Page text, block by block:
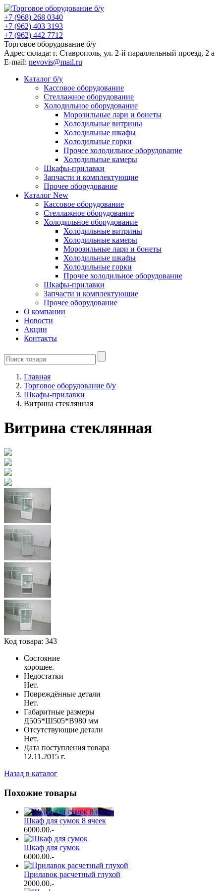
+7 (968) 268 0340
+7 (962) 403 3193
+7 (962) 442 7712
Торговое оборудование б/у
Адрес склада: г. Ставрополь, ул. 2-й параллельный проезд, 2 a
E-mail: nevovis@mail.ru
Каталог б/у
Кассовое оборудование
Стеллажное оборудование
Холодильное оборудование
Морозильные лари и бонеты
Холодильные витрины
Холодильные шкафы
Холодильные горки
Прочее холодильное оборудование
Холодильные камеры
Шкафы-прилавки
Запчасти и комплектующие
Прочее оборудование
Каталог New
Кассовое оборудование
Стеллажное оборудование
Холодильное оборудование
Холодильные витрины
Холодильные камеры
Морозильные лари и бонеты
Холодильные шкафы
Холодильные горки
Прочее холодильное оборудование
Шкафы-прилавки
Запчасти и комплектующие
Прочее оборудование
О компании
Новости
Акции
Контакты
Главная
Торговое оборудование б/у
Шкафы-прилавки
Витрина стеклянная
Витрина стеклянная
Код товара: 343
Состояние
хорошее.
Недостатки
Нет.
Повреждённые детали
Нет.
Габаритные размеры
Д505*Ш505*В980 мм
Отсутствующие детали
Нет.
Дата поступления товара
12.11.2015 г.
Назад в каталог
Похожие товары
Шкаф для сумок 8 ячеек
6000.00.-
Шкаф для сумок
6000.00.-
Прилавок расчетный глухой
2000.00.-